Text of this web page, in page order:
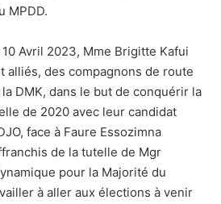
MPDD.
10 Avril 2023, Mme Brigitte Kafui
alliés, des compagnons de route
DMK, dans le but de conquérir la
de 2020 avec leur candidat
face à Faure Essozimna
de la tutelle de Mgr
pour la Majorité du
à aller aux élections à venir